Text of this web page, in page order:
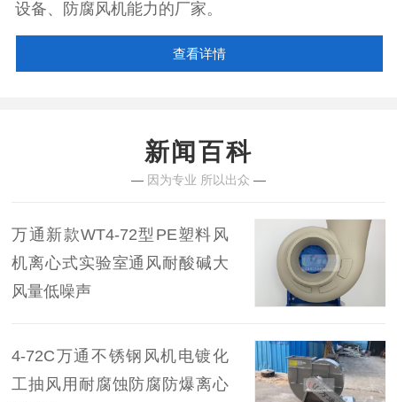
设备、防腐风机能力的厂家。
查看详情
新闻百科
— 因为专业 所以出众 —
万通新款WT4-72型PE塑料风
机离心式实验室通风耐酸碱大
风量低噪声
4-72C万通不锈钢风机电镀化
工抽风用耐腐蚀防腐防爆离心